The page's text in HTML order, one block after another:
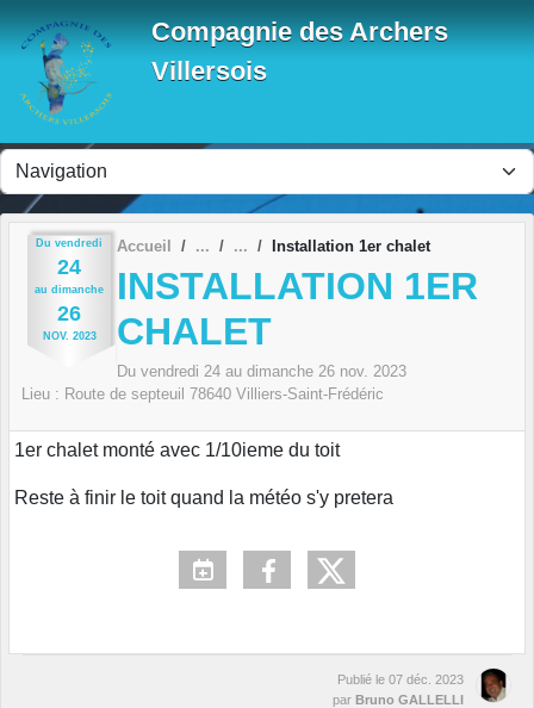
Compagnie des Archers
Villersois
Du vendredi
24
au dimanche
26
NOV. 2023
Accueil Installation 1er chalet
INSTALLATION 1ER
CHALET
Du vendredi 24 au dimanche 26 nov. 2023
Lieu : Route de septeuil 78640 Villiers-Saint-Frédéric
1er chalet monté avec 1/10ieme du toit
Reste à finir le toit quand la météo s'y pretera
Publié le 07 déc. 2023
par Bruno GALLELLI